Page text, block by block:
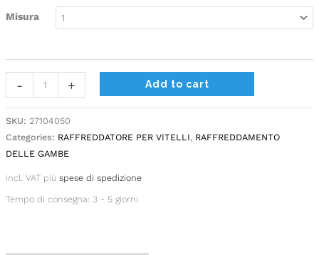
Misura
- + Add to cart
SKU: 27104050
Categories: RAFFREDDATORE PER VITELLI, RAFFREDDAMENTO
DELLE GAMBE
incl. VAT più spese di spedizione
Tempo di consegna: 3 - 5 giorni